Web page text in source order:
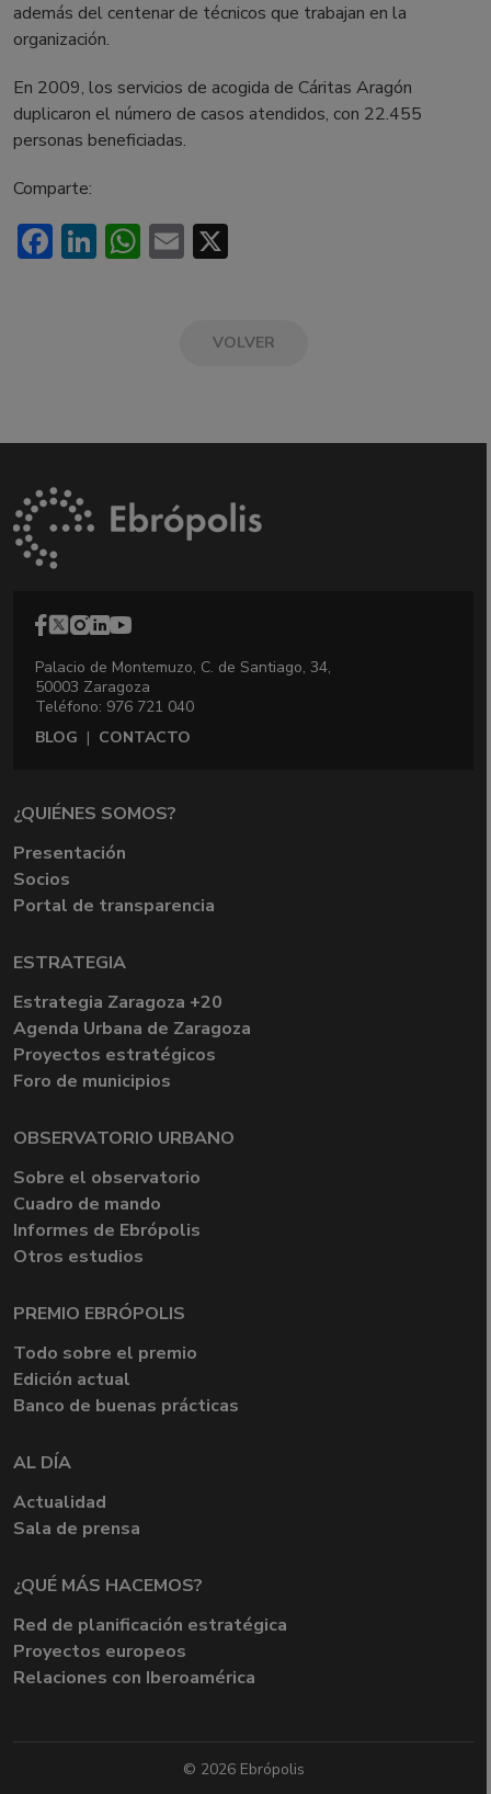
además del centenar de técnicos que trabajan en la
organización.
En 2009, los servicios de acogida de Cáritas Aragón
duplicaron el número de casos atendidos, con 22.455
personas beneficiadas.
Comparte:
Facebook
LinkedIn
WhatsApp
Email
VOLVER
Palacio de Montemuzo, C. de Santiago, 34,
50003 Zaragoza
Teléfono: 976 721 040
BLOG | CONTACTO
¿QUIÉNES SOMOS?
Presentación
Socios
Portal de transparencia
ESTRATEGIA
Estrategia Zaragoza +20
Agenda Urbana de Zaragoza
Proyectos estratégicos
Foro de municipios
OBSERVATORIO URBANO
Sobre el observatorio
Cuadro de mando
Informes de Ebrópolis
Otros estudios
PREMIO EBRÓPOLIS
Todo sobre el premio
Edición actual
Banco de buenas prácticas
AL DÍA
Actualidad
Sala de prensa
¿QUÉ MÁS HACEMOS?
Red de planificación estratégica
Proyectos europeos
Relaciones con Iberoamérica
© 2026 Ebrópolis